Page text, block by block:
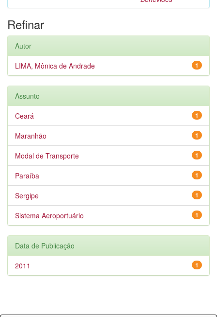
Refinar
Autor
1
LIMA, Mônica de Andrade
Assunto
1
Ceará
1
Maranhão
1
Modal de Transporte
1
Paraíba
1
Sergipe
1
Sistema Aeroportuário
Data de Publicação
1
2011